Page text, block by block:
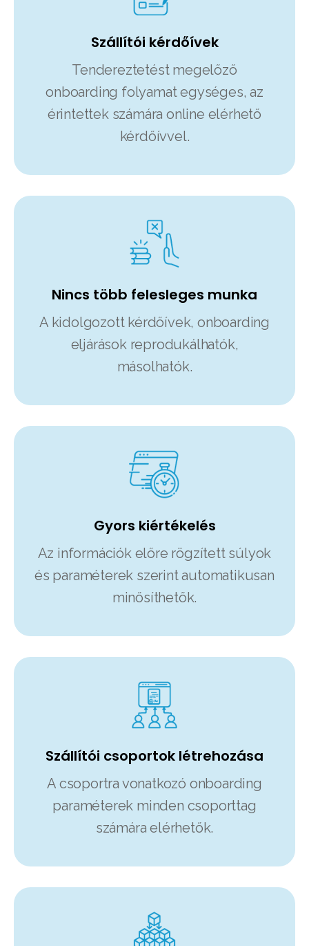
Szállítói kérdőívek
Tendereztetést megelőző
onboarding folyamat egységes, az
érintettek számára online elérhető
kérdőívvel.
Nincs több felesleges munka
A kidolgozott kérdőívek, onboarding
eljárások reprodukálhatók,
másolhatók.
Gyors kiértékelés
Az információk előre rögzített súlyok
és paraméterek szerint automatikusan
minősíthetők.
Szállítói csoportok létrehozása
A csoportra vonatkozó onboarding
paraméterek minden csoporttag
számára elérhetők.